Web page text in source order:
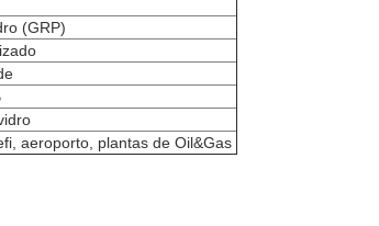
(GRP)
aeroporto, plantas de Oil&Gas